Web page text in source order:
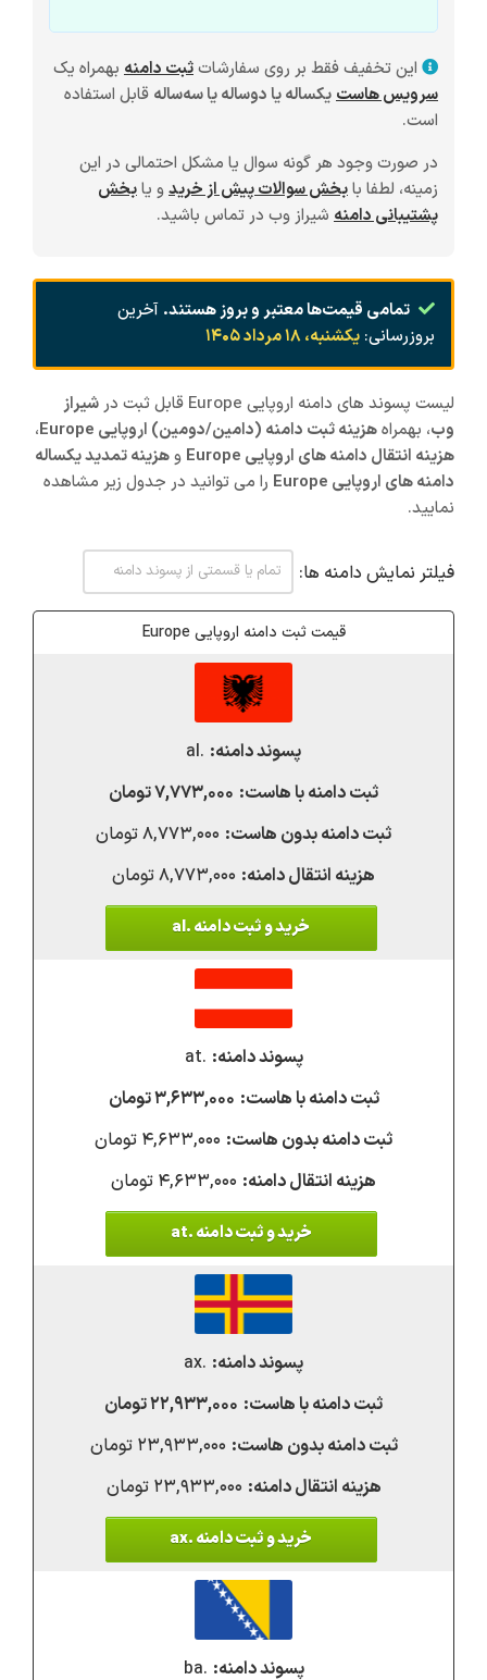
این تخفیف فقط بر روی سفارشاتثبت دامنه بهمراه یک
سرویس هاستیکساله یا دوساله یا سه‌ساله قابل استفاده
است.
در صورت وجود هر گونه سوال یا مشکل احتمالی در این
زمینه، لطفا بابخش سوالات پیش از خریدو یابخش
پشتیبانی دامنه شیراز وب در تماس باشید.
تمامی قیمت‌ها معتبر و بروز هستند. آخرین
بروزرسانی: یکشنبه، ۱۸ مرداد ۱۴۰۵
لیست پسوند های دامنه اروپایی Europe قابل ثبت در
شیراز
وب، بهمراههزینه ثبت دامنه (دامین/دومین) اروپایی Europe
،
هزینه انتقال دامنه های اروپایی Europe
وهزینه تمدید یکساله
دامنه های اروپایی Europe
را می توانید در جدول زیر مشاهده
نمایید.
فیلتر نمایش دامنه ها:
قیمت ثبت دامنه اروپایی Europe
.al
۷,۷۷۳,۰۰۰ تومان
۸,۷۷۳,۰۰۰ تومان
۸,۷۷۳,۰۰۰ تومان
خرید و ثبت دامنه .al
.at
۳,۶۳۳,۰۰۰ تومان
۴,۶۳۳,۰۰۰ تومان
۴,۶۳۳,۰۰۰ تومان
خرید و ثبت دامنه .at
.ax
۲۲,۹۳۳,۰۰۰ تومان
۲۳,۹۳۳,۰۰۰ تومان
۲۳,۹۳۳,۰۰۰ تومان
خرید و ثبت دامنه .ax
.ba